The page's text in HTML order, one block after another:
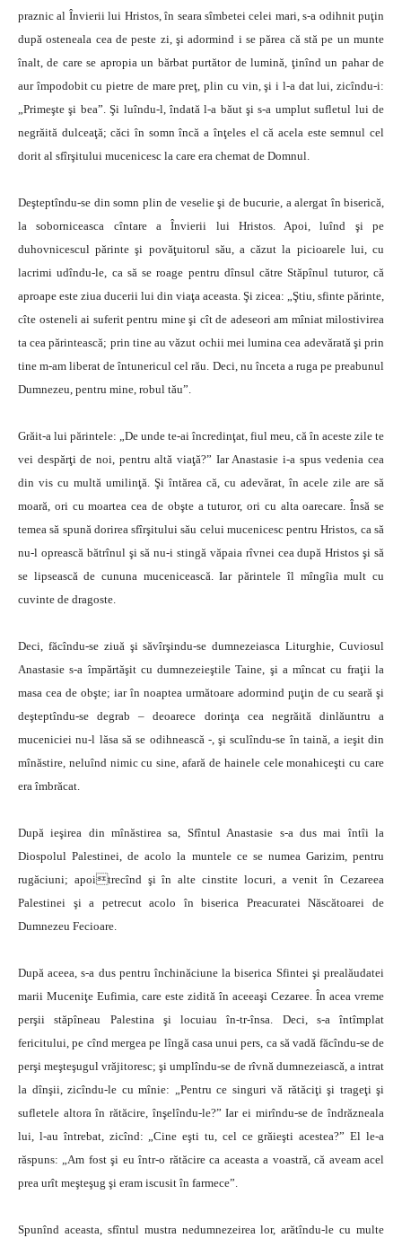
praznic al Învierii lui Hristos, în seara sîmbetei celei mari, s-a odihnit puţin
după osteneala cea de peste zi, şi adormind i se părea că stă pe un munte
înalt, de care se apropia un bărbat purtător de lumină, ţinînd un pahar de
aur împodobit cu pietre de mare preţ, plin cu vin, şi i l-a dat lui, zicîndu-i:
„Primeşte şi bea”. Şi luîndu-l, îndată l-a băut şi s-a umplut sufletul lui de
negrăită dulceaţă; căci în somn încă a înţeles el că acela este semnul cel
dorit al sfîrşitului mucenicesc la care era chemat de Domnul.
Deşteptîndu-se din somn plin de veselie şi de bucurie, a alergat în biserică,
la soborniceasca cîntare a Învierii lui Hristos. Apoi, luînd şi pe
duhovnicescul părinte şi povăţuitorul său, a căzut la picioarele lui, cu
lacrimi udîndu-le, ca să se roage pentru dînsul către Stăpînul tuturor, că
aproape este ziua ducerii lui din viaţa aceasta. Şi zicea: „Ştiu, sfinte părinte,
cîte osteneli ai suferit pentru mine şi cît de adeseori am mîniat milostivirea
ta cea părintească; prin tine au văzut ochii mei lumina cea adevărată şi prin
tine m-am liberat de întunericul cel rău. Deci, nu înceta a ruga pe preabunul
Dumnezeu, pentru mine, robul tău”.
Grăit-a lui părintele: „De unde te-ai încredinţat, fiul meu, că în aceste zile te
vei despărţi de noi, pentru altă viaţă?” Iar Anastasie i-a spus vedenia cea
din vis cu multă umilinţă. Şi întărea că, cu adevărat, în acele zile are să
moară, ori cu moartea cea de obşte a tuturor, ori cu alta oarecare. Însă se
temea să spună dorirea sfîrşitului său celui mucenicesc pentru Hristos, ca să
nu-l oprească bătrînul şi să nu-i stingă văpaia rîvnei cea după Hristos şi să
se lipsească de cununa mucenicească. Iar părintele îl mîngîia mult cu
cuvinte de dragoste.
Deci, făcîndu-se ziuă şi săvîrşindu-se dumnezeiasca Liturghie, Cuviosul
Anastasie s-a împărtăşit cu dumnezeieştile Taine, şi a mîncat cu fraţii la
masa cea de obşte; iar în noaptea următoare adormind puţin de cu seară şi
deşteptîndu-se degrab – deoarece dorinţa cea negrăită dinlăuntru a
muceniciei nu-l lăsa să se odihnească -, şi sculîndu-se în taină, a ieşit din
mînăstire, neluînd nimic cu sine, afară de hainele cele monahiceşti cu care
era îmbrăcat.
După ieşirea din mînăstirea sa, Sfîntul Anastasie s-a dus mai întîi la
Diospolul Palestinei, de acolo la muntele ce se numea Garizim, pentru
rugăciuni; apoitrecînd şi în alte cinstite locuri, a venit în Cezareea
Palestinei şi a petrecut acolo în biserica Preacuratei Născătoarei de
Dumnezeu Fecioare.
După aceea, s-a dus pentru închinăciune la biserica Sfintei şi prealăudatei
marii Muceniţe Eufimia, care este zidită în aceeaşi Cezaree. În acea vreme
perşii stăpîneau Palestina şi locuiau în-tr-însa. Deci, s-a întîmplat
fericitului, pe cînd mergea pe lîngă casa unui pers, ca să vadă făcîndu-se de
perşi meşteşugul vrăjitoresc; şi umplîndu-se de rîvnă dumnezeiască, a intrat
la dînşii, zicîndu-le cu mînie: „Pentru ce singuri vă rătăciţi şi trageţi şi
sufletele altora în rătăcire, înşelîndu-le?” Iar ei mirîndu-se de îndrăzneala
lui, l-au întrebat, zicînd: „Cine eşti tu, cel ce grăieşti acestea?” El le-a
răspuns: „Am fost şi eu într-o rătăcire ca aceasta a voastră, că aveam acel
prea urît meşteşug şi eram iscusit în farmece”.
Spunînd aceasta, sfîntul mustra nedumnezeirea lor, arătîndu-le cu multe